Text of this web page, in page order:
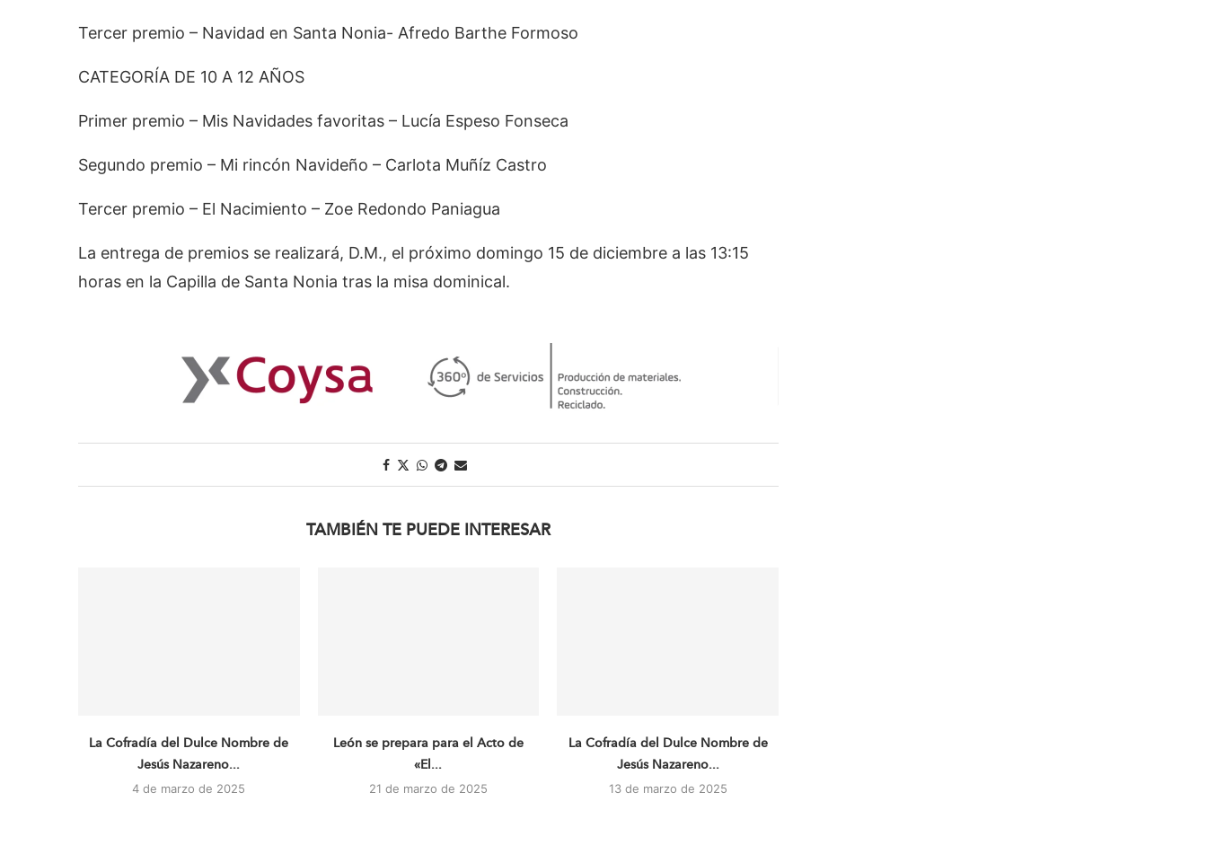
Tercer premio – Navidad en Santa Nonia- Afredo Barthe Formoso
CATEGORÍA DE 10 A 12 AÑOS
Primer premio – Mis Navidades favoritas – Lucía Espeso Fonseca
Segundo premio – Mi rincón Navideño – Carlota Muñíz Castro
Tercer premio – El Nacimiento – Zoe Redondo Paniagua
La entrega de premios se realizará, D.M., el próximo domingo 15 de diciembre a las 13:15
horas en la Capilla de Santa Nonia tras la misa dominical.
TAMBIÉN TE PUEDE INTERESAR
La Cofradía del Dulce Nombre de
Jesús Nazareno...
4 de marzo de 2025
León se prepara para el Acto de
«El...
21 de marzo de 2025
La Cofradía del Dulce Nombre de
Jesús Nazareno...
13 de marzo de 2025